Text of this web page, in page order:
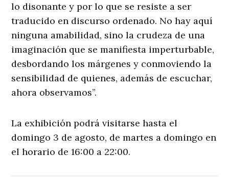
lo disonante y por lo que se resiste a ser
traducido en discurso ordenado. No hay aquí
ninguna amabilidad, sino la crudeza de una
imaginación que se manifiesta imperturbable,
desbordando los márgenes y conmoviendo la
sensibilidad de quienes, además de escuchar,
ahora observamos”.
La exhibición podrá visitarse hasta el
domingo 3 de agosto, de martes a domingo en
el horario de 16:00 a 22:00.